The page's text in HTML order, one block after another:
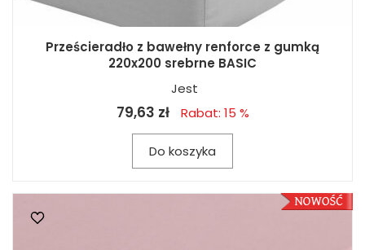
Prześcieradło z bawełny renforce z gumką
220x200 srebrne BASIC
Jest
79,63 zł Rabat: 15 %
Do koszyka